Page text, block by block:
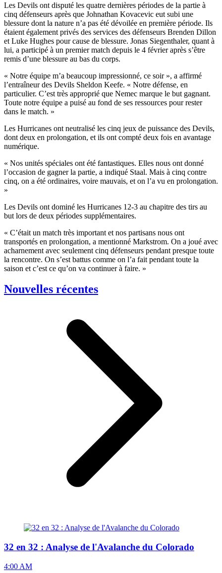
Les Devils ont disputé les quatre dernières périodes de la partie à
cinq défenseurs après que Johnathan Kovacevic eut subi une
blessure dont la nature n’a pas été dévoilée en première période. Ils
étaient également privés des services des défenseurs Brenden Dillon
et Luke Hughes pour cause de blessure. Jonas Siegenthaler, quant à
lui, a participé à un premier match depuis le 4 février après s’être
remis d’une blessure au bas du corps.
« Notre équipe m’a beaucoup impressionné, ce soir », a affirmé
l’entraîneur des Devils Sheldon Keefe. « Notre défense, en
particulier. C’est très approprié que Nemec marque le but gagnant.
Toute notre équipe a puisé au fond de ses ressources pour rester
dans le match. »
Les Hurricanes ont neutralisé les cinq jeux de puissance des Devils,
dont deux en prolongation, et ils ont compté deux fois en avantage
numérique.
« Nos unités spéciales ont été fantastiques. Elles nous ont donné
l’occasion de gagner la partie, a indiqué Staal. Mais à cinq contre
cinq, on a été ordinaires, voire mauvais, et on l’a vu en prolongation.
»
Les Devils ont dominé les Hurricanes 12-3 au chapitre des tirs au
but lors de deux périodes supplémentaires.
« C’était un match très important et nos partisans nous ont
transportés en prolongation, a mentionné Markstrom. On a joué avec
acharnement avec seulement cinq défenseurs pendant presque toute
la rencontre. On s’est battus comme on l’a fait pendant toute la
saison et c’est ce qu’on va continuer à faire. »
Nouvelles récentes
32 en 32 : Analyse de l'Avalanche du Colorado
4:00 AM